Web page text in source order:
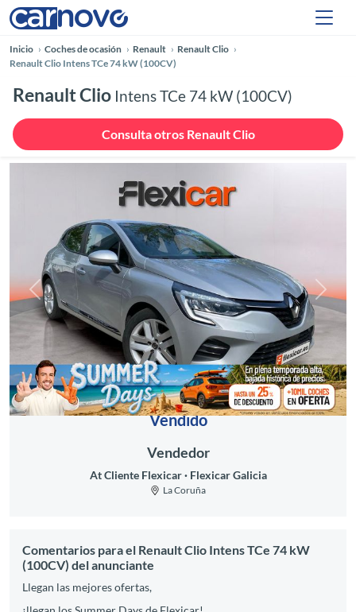
Inicio Coches de ocasión Renault
Renault Clio
Renault Clio Intens TCe 74 kW (100CV)
Renault Clio Intens TCe 74 kW (100CV)
Consulta otros Renault Clio
Anterior
Vendido
Vendedor
At Cliente Flexicar Flexicar Galicia
La Coruña
Comentarios para el Renault Clio Intens TCe 74 kW
(100CV) del anunciante
Llegan las mejores ofertas,